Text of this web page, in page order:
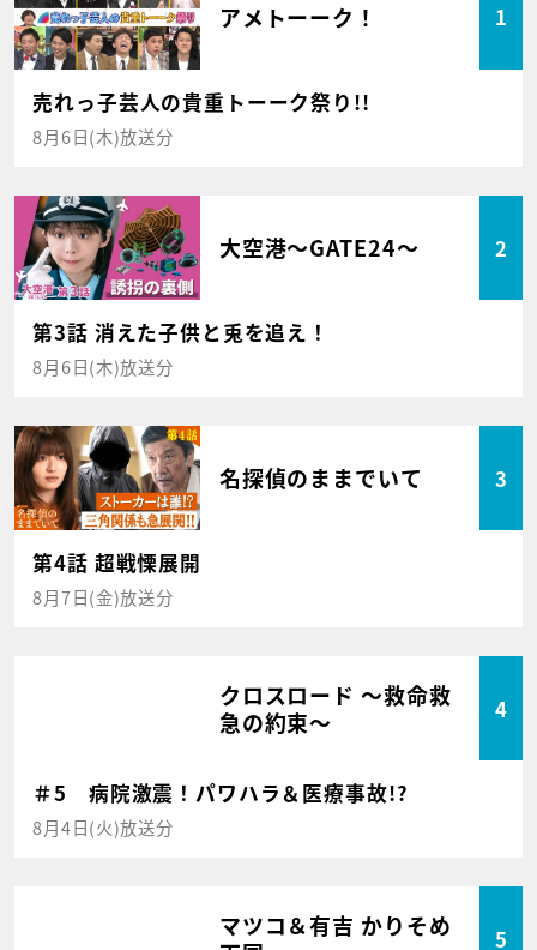
アメトーーク！ 1
売れっ子芸人の貴重トーーク祭り!!
8月6日(木)放送分
大空港～GATE24～ 2
第3話 消えた子供と兎を追え！
8月6日(木)放送分
名探偵のままでいて 3
第4話 超戦慄展開
8月7日(金)放送分
クロスロード ～救命救
急の約束～
4
＃5 病院激震！パワハラ＆医療事故!?
8月4日(火)放送分
マツコ＆有吉 かりそめ
5